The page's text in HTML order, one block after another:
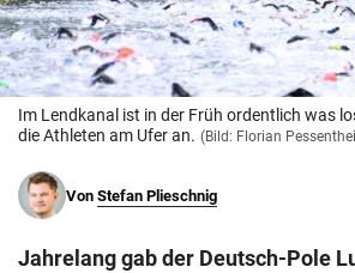
© Krone Multimedia GmbH & Co KG 2026
Muthgasse 2, 1190 Wien
Im Lendkanal ist in der Früh ordentlich was
die Athleten am Ufer an. (Bild: Florian
Von Stefan Plieschnig
Jahrelang gab der Deutsch-Pole